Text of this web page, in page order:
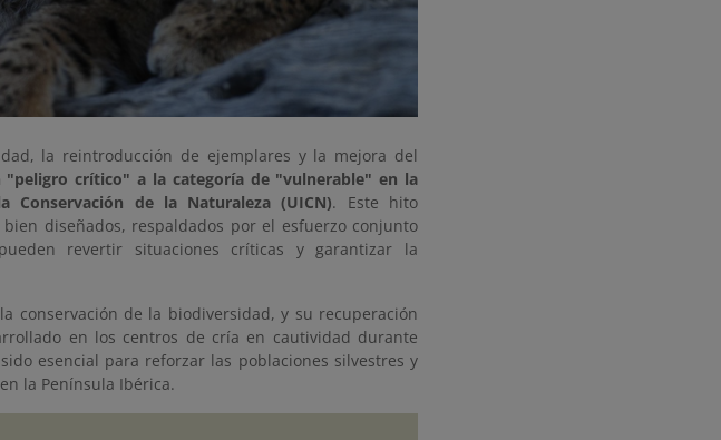
la reintroducción de ejemplares y la mejora del
crítico" a la categoría de "vulnerable" en la
de la Naturaleza (UICN). Este hito
diseñados, respaldados por el esfuerzo conjunto
revertir situaciones críticas y garantizar la
conservación de la biodiversidad, y su recuperación
en los centros de cría en cautividad durante
esencial para reforzar las poblaciones silvestres y
la Península Ibérica.